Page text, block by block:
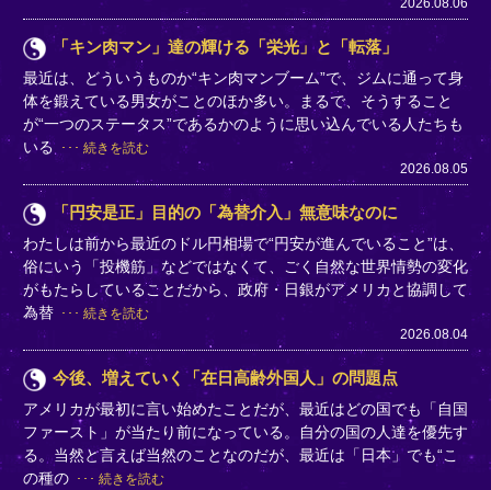
2026.08.06
「キン肉マン」達の輝ける「栄光」と「転落」
最近は、どういうものか“キン肉マンブーム”で、ジムに通って身
体を鍛えている男女がことのほか多い。まるで、そうすること
が“一つのステータス”であるかのように思い込んでいる人たちも
いる
続きを読む
2026.08.05
「円安是正」目的の「為替介入」無意味なのに
わたしは前から最近のドル円相場で“円安が進んでいること”は、
俗にいう「投機筋」などではなくて、ごく自然な世界情勢の変化
がもたらしていることだから、政府・日銀がアメリカと協調して
為替
続きを読む
2026.08.04
今後、増えていく「在日高齢外国人」の問題点
アメリカが最初に言い始めたことだが、最近はどの国でも「自国
ファースト」が当たり前になっている。自分の国の人達を優先す
る。当然と言えば当然のことなのだが、最近は「日本」でも“こ
の種の
続きを読む